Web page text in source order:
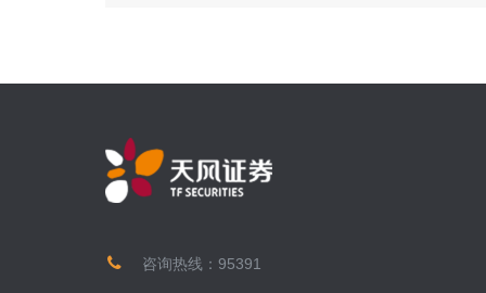
咨询热线： 95391